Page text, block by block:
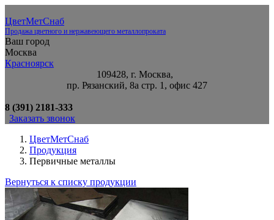
ЦветМетСнаб
Продажа цветного и нержавеющего металлопроката
Ваш город
Москва
Красноярск
109428, г. Москва,
пр. Рязанский, 8а стр. 1, офис 427
8 (391) 2181-333
Заказать звонок
ЦветМетСнаб
Продукция
Первичные металлы
Вернуться к списку продукции